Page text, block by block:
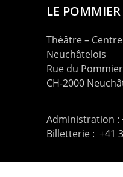
LE POMMIER
Théâtre –
Neuchâtelois
Rue du
CH-2000
Administration :
Billetterie : +41